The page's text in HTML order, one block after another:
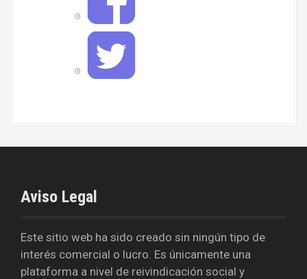
o
w
Aviso Legal
Este sitio web ha sido creado sin ningún tipo de
interés comercial o lucro. Es únicamente una
plataforma a nivel de reivindicación social y